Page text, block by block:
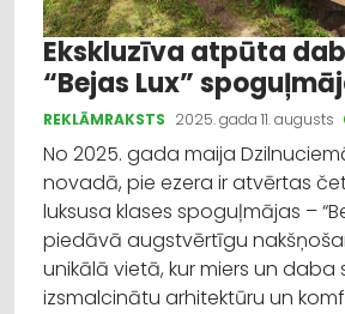
Ekskluzīva atpūta
“Bejas Lux”
REKLĀMRAKSTS 2025. gada 11. augusts
No 2025. gada maija
novadā, pie ezera ir atvērtas
luksusa klases spoguļmājas –
piedāvā augstvērtīgu
unikālā vietā, kur miers un daba
izsmalcinātu arhitektūru un